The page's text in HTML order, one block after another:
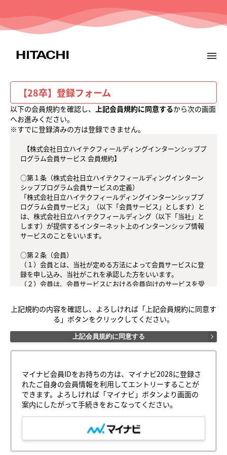
コ
ン
テ
ン
へ
menu
【28卒】登録フォーム
以下の会員規約を確認し、 上記会員規約に同意するから次の画面
へお進みください。
※すでに登録済みの方は登録できません。
ログラム会員サービス 会員規約】
○第１条（株式会社日立ハイテクフィールディングインターン
シッププログラム会員サービスの定義）
「株式会社日立ハイテクフィールディングインターンシッププ
ログラム会員サービス」（以下「会員サービス」とします）と
は、株式会社日立ハイテクフィールディング（以下「当社」と
します）が提供するインターネット上のインターンシップ情報
サービスのことをいいます。
○第２条（会員）
（１）会員とは、当社が定める方法によって会員サービスに登
録を申し込み、当社がこれを承認した方をいいます。
（２）会員は、会員サービスにおける会員向けのサービスを受
ん。会員が会員サービスを利用したときは、この会員規約を承
認したものとみなします。
○第３条（会員ＩＤ番号とパスワード）
（１）会員は、会員ＩＤ番号を付与され、パスワードを登録す
場合は、会員ＩＤ番号を付与されないことがあります。
（２）会員は、会員ＩＤ番号およびパスワードを第三者に譲渡
または貸与してはなりません。
（３）会員の会員ＩＤ番号およびパスワードの管理および使用
は会員の責任とし、これらの使用上の過誤または第三者による
不正使用等については、当社は一切の責任を負わないものとし
上記規約の内容を確認し、よろしければ「上記会員規約に同意す
る」ボタンをクリックしてください。
上記会員規約に同意する
マイナビ会員IDをお持ちの方は、マイナビ2028に登録さ
れたご自身の会員情報を利用してエントリーすることが
できます。よろしければ「マイナビ」ボタンより画面の
案内にしたがって手続きをおこなってください。